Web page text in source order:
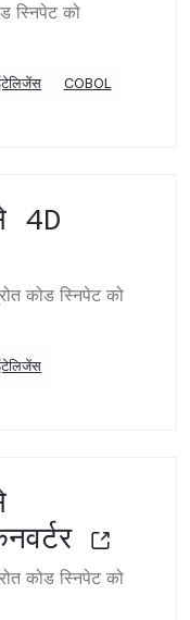
स्निपेट को
COBOL
4D
कोड स्निपेट को
कोड स्निपेट को